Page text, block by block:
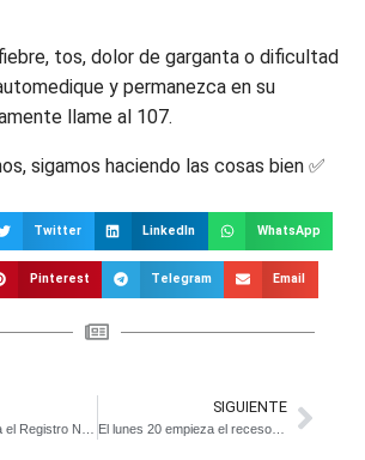
tos, dolor de garganta o dificultad
y permanezca en su
llame al 107.
sigamos haciendo las cosas bien ✅
Twitter LinkedIn WhatsApp
Pinterest Telegram Email
SIGUIENTE
El lunes 20 empieza el receso escolar